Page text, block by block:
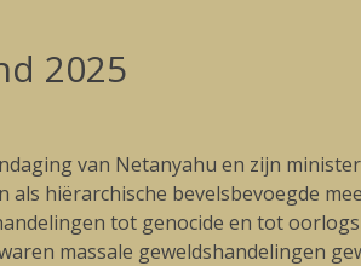
2025
van Netanyahu en zijn
hiërarchische bevelsbevoegde
tot genocide en tot
massale geweldshandelingen